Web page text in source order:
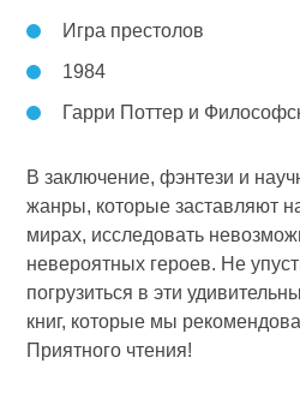
Игра престолов
1984
Гарри Поттер и
В заключение, фэнтези и
жанры, которые заставляют
мирах, исследовать
невероятных героев. Не
погрузиться в эти
книг, которые мы
Приятного чтения!